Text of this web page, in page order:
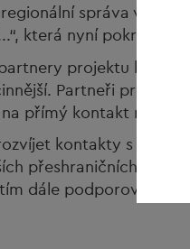
správa v
která nyní pokračuje
projektu budou
Partneři projektu
přímý kontakt mezi
kontakty s našimi
přeshraničních
dále podporovat